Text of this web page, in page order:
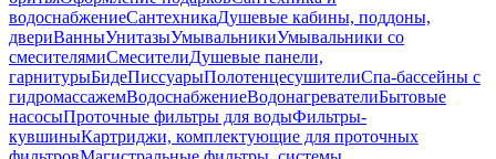
водоснабжениеСантехникаДушевые кабины, поддоны,
двериВанныУнитазыУмывальникиУмывальники со
смесителямиСмесителиДушевые панели,
гарнитурыБидеПиссуарыПолотенцесушителиСпа-бассейны с
гидромассажемВодоснабжениеВодонагревателиБытовые
насосыПроточные фильтры для водыФильтры-
кувшиныКартриджи, комплектующие для проточных